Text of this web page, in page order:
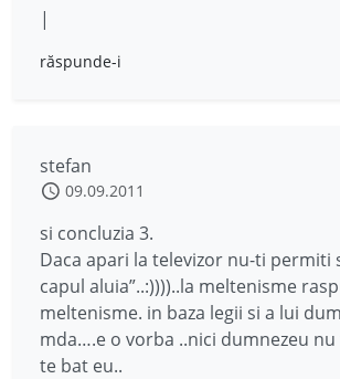
|
răspunde-i
stefan
09.09.2011
si concluzia 3.
Daca apari la televizor nu-ti permiti
capul aluia”..:))))..la meltenisme
meltenisme. in baza legii si a lui
mda….e o vorba ..nici dumnezeu
te bat eu..